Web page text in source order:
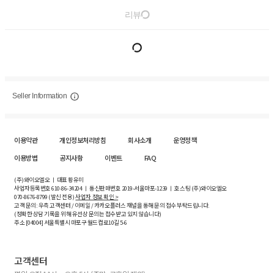
리뷰
Seller Information
이용약관 개인정보처리방침 회사소개
운영정책
이용방법
공지사항 이벤트 FAQ
(주)와이오엘오 ㅣ 대표 황유미
사업자등록번호610-86-34204ㅣ 통신판매번호 2019-서울마포-1239 ㅣ 호스팅 (주)와이오엘오
070-8676-8799 (발신 전용)사업자 정보 확인 >
고객 문의: 우측 고객센터 / 이메일 / 카카오플러스 채널을 통해 문의 접수 부탁드립니다.
(정확한 상담 기록을 위해 유선상 문의는 접수받고 있지 않습니다)
주소 [04004] 서울특별시 마포구 월드컵로10길5-6
고객센터